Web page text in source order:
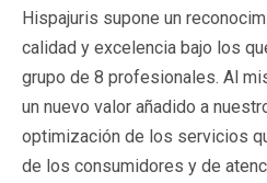
Hispajuris supone un
calidad y excelencia bajo los
grupo de 8 profesionales. Al
un nuevo valor añadido a
optimización de los servicios
de los consumidores y de